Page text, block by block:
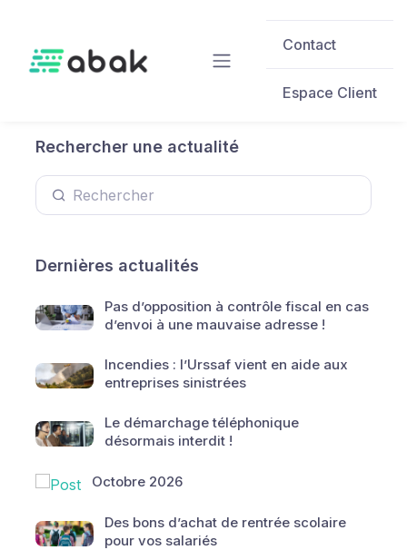
Contact
Espace Client
Rechercher une actualité
Dernières actualités
Pas d’opposition à contrôle fiscal en cas
d’envoi à une mauvaise adresse !
Incendies : l’Urssaf vient en aide aux
entreprises sinistrées
Le démarchage téléphonique
désormais interdit !
Octobre 2026
Des bons d’achat de rentrée scolaire
pour vos salariés